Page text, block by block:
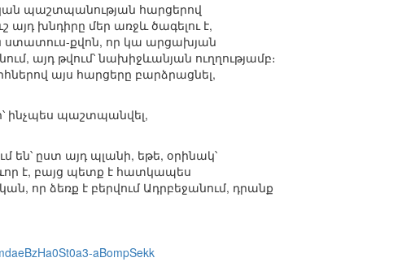
պաշտպանության հարցերով
այդ խնդիրը մեր առջև ծագելու է,
ստատուս-քվոն, որ կա արցախյան
այդ թվում՝ նախիջևանյան ուղղությամբ։
այս հարցերը բարձրացնել,
ինչպես պաշտպանվել,
են՝ ըստ այդ պլանի, եթե, օրինակ՝
է, բայց պետք է հատկապես
որ ձեռք է բերվում Ադրբեջանում, դրանք
aBompSekk